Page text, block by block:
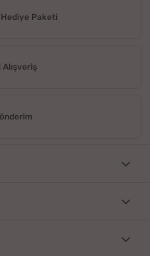
Paketi
Alışveriş